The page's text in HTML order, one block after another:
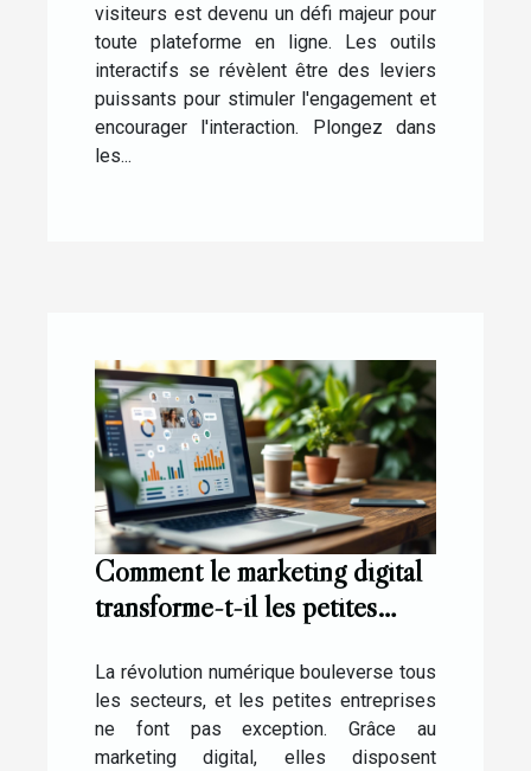
visiteurs est devenu un défi majeur pour
toute plateforme en ligne. Les outils
interactifs se révèlent être des leviers
puissants pour stimuler l'engagement et
encourager l'interaction. Plongez dans
les...
Comment le marketing digital
transforme-t-il les petites
La révolution numérique bouleverse tous
les secteurs, et les petites entreprises
ne font pas exception. Grâce au
marketing digital, elles disposent